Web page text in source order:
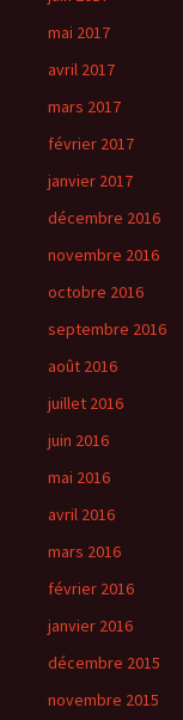
mai 2017
avril 2017
mars 2017
février 2017
janvier 2017
décembre 2016
novembre 2016
octobre 2016
septembre 2016
août 2016
juillet 2016
juin 2016
mai 2016
avril 2016
mars 2016
février 2016
janvier 2016
décembre 2015
novembre 2015